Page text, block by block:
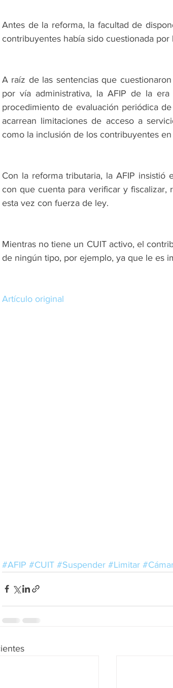
Antes de la reforma, la facultad de
contribuyentes había sido cuestionada por
A raíz de las sentencias que
por vía administrativa, la AFIP de la
procedimiento de evaluación periódica
acarrean limitaciones de acceso a
como la inclusión de los contribuyentes
Con la reforma tributaria, la AFIP insistió
con que cuenta para verificar y fiscalizar,
esta vez con fuerza de ley.
Mientras no tiene un CUIT activo, el
de ningún tipo, por ejemplo, ya que le es
Artículo original
#AFIP #CUIT #Suspender #Limitar